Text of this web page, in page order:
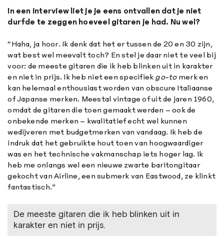
In een interview liet je je eens ontvallen dat je niet
durfde te zeggen hoeveel gitaren je had. Nu wel?
“Haha, ja hoor. Ik denk dat het er tussen de 20 en 30 zijn,
wat best wel meevalt toch? En stel je daar niet te veel bij
voor: de meeste gitaren die ik heb blinken uit in karakter
en niet in prijs. Ik heb niet een specifiek go-tomerk en
kan helemaal enthousiast worden van obscure Italiaanse
of Japanse merken. Meestal vintage of uit de jaren 1960,
omdat de gitaren die toen gemaakt werden – ook de
onbekende merken – kwalitatief echt wel kunnen
wedijveren met budgetmerken van vandaag. Ik heb de
indruk dat het gebruikte hout toen van hoogwaardiger
was en het technische vakmanschap iets hoger lag. Ik
heb me onlangs wel een nieuwe zwarte baritongitaar
gekocht van Airline, een submerk van Eastwood, ze klinkt
fantastisch.”
De meeste gitaren die ik heb blinken uit in
karakter en niet in prijs.